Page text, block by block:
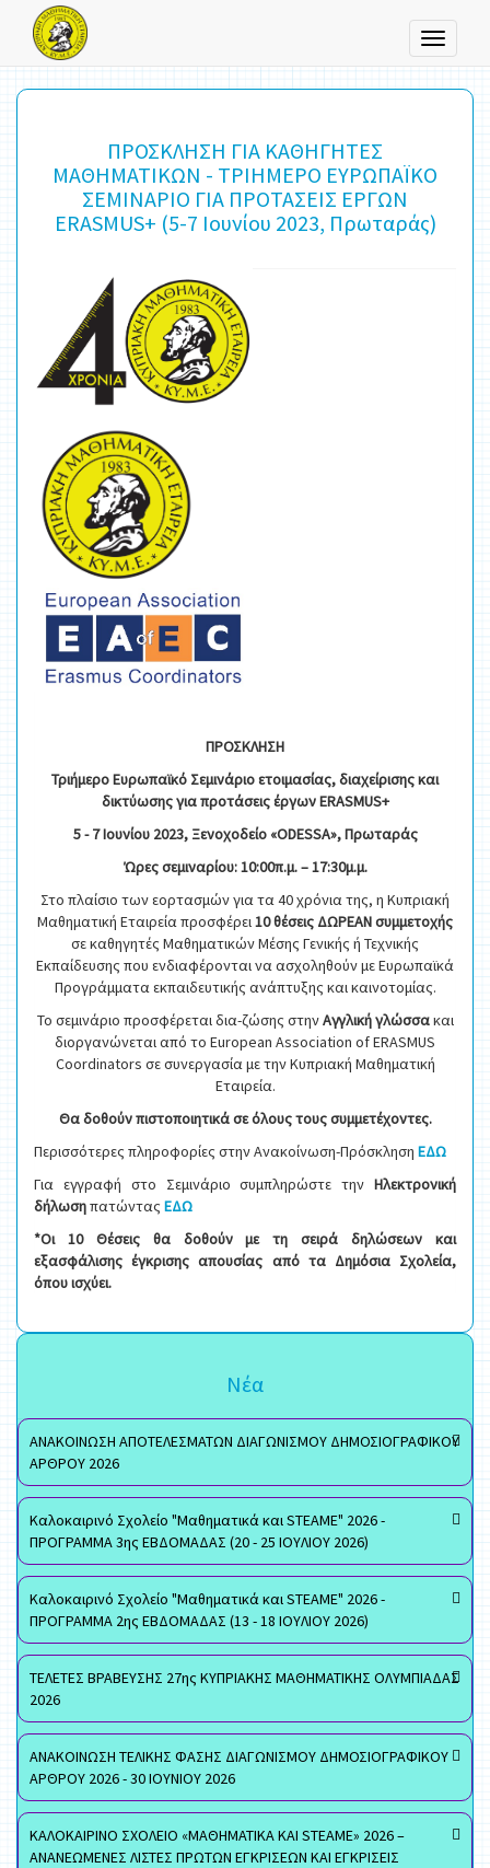
Toggle
ΠΡΟΣΚΛΗΣΗ ΓΙΑ ΚΑΘΗΓΗΤΕΣ
ΜΑΘΗΜΑΤΙΚΩΝ - ΤΡΙΗΜΕΡΟ ΕΥΡΩΠΑΪΚΟ
ΣΕΜΙΝΑΡΙΟ ΓΙΑ ΠΡΟΤΑΣΕΙΣ ΕΡΓΩΝ
ERASMUS+ (5-7 Ιουνίου 2023, Πρωταράς)
ΠΡΟΣΚΛΗΣΗ
Τριήμερο Ευρωπαϊκό Σεμινάριο ετοιμασίας, διαχείρισης και
δικτύωσης για προτάσεις έργων ERASMUS+
5 - 7 Ιουνίου 2023, Ξενοχοδείο «ODESSA», Πρωταράς
Ώρες σεμιναρίου: 10:00π.μ. – 17:30μ.μ.
Στο πλαίσιο των εορτασμών για τα 40 χρόνια της, η Κυπριακή
Μαθηματική Εταιρεία προσφέρει10 θέσεις ΔΩΡΕΑΝ συμμετοχής
σε καθηγητές Μαθηματικών Μέσης Γενικής ή Τεχνικής
Εκπαίδευσης που ενδιαφέρονται να ασχοληθούν με Ευρωπαϊκά
Προγράμματα εκπαιδευτικής ανάπτυξης και καινοτομίας.
Το σεμινάριο προσφέρεται δια-ζώσης στηνΑγγλική γλώσσακαι
διοργανώνεται από το European Association of ERASMUS
Coordinators σε συνεργασία με την Κυπριακή Μαθηματική
Εταιρεία.
Θα δοθούν πιστοποιητικά σε όλους τους συμμετέχοντες.
Περισσότερες πληροφορίες στην Ανακοίνωση-Πρόσκληση ΕΔΩ
Για εγγραφή στο Σεμινάριο συμπληρώστε την Ηλεκτρονική
δήλωσηπατώντας ΕΔΩ
*Οι 10 Θέσεις θα δοθούν με τη σειρά δηλώσεων και
εξασφάλισης έγκρισης απουσίας από τα Δημόσια Σχολεία,
όπου ισχύει.
Νέα
ΑΝΑΚΟΙΝΩΣΗ ΑΠΟΤΕΛΕΣΜΑΤΩΝ ΔΙΑΓΩΝΙΣΜΟΥ ΔΗΜΟΣΙΟΓΡΑΦΙΚΟΥ
ΑΡΘΡΟΥ 2026
Καλοκαιρινό Σχολείο "Μαθηματικά και STEAME" 2026 -
ΠΡΟΓΡΑΜΜΑ 3ης ΕΒΔΟΜΑΔΑΣ (20 - 25 ΙΟΥΛΙΟΥ 2026)
Καλοκαιρινό Σχολείο "Μαθηματικά και STEAME" 2026 -
ΠΡΟΓΡΑΜΜΑ 2ης ΕΒΔΟΜΑΔΑΣ (13 - 18 ΙΟΥΛΙΟΥ 2026)
ΤΕΛΕΤΕΣ ΒΡΑΒΕΥΣΗΣ 27ης ΚΥΠΡΙΑΚΗΣ ΜΑΘΗΜΑΤΙΚΗΣ ΟΛΥΜΠΙΑΔΑΣ
2026
ΑΝΑΚΟΙΝΩΣΗ ΤΕΛΙΚΗΣ ΦΑΣΗΣ ΔΙΑΓΩΝΙΣΜΟΥ ΔΗΜΟΣΙΟΓΡΑΦΙΚΟΥ
ΑΡΘΡΟΥ 2026 - 30 ΙΟΥΝΙΟΥ 2026
ΚΑΛΟΚΑΙΡΙΝΟ ΣΧΟΛΕΙΟ «ΜΑΘΗΜΑΤΙΚΑ ΚΑΙ STEAME» 2026 –
ΑΝΑΝΕΩΜΕΝΕΣ ΛΙΣΤΕΣ ΠΡΩΤΩΝ ΕΓΚΡΙΣΕΩΝ ΚΑΙ ΕΓΚΡΙΣΕΙΣ